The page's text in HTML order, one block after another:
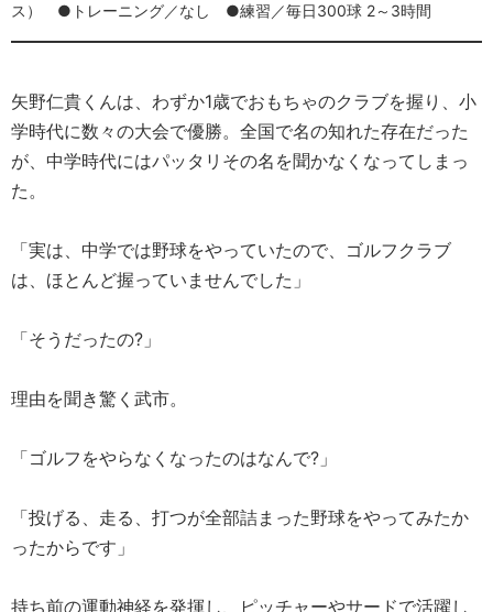
ス） ●トレーニング／なし ●練習／毎日300球 2～3時間
矢野仁貴くんは、わずか1歳でおもちゃのクラブを握り、小
学時代に数々の大会で優勝。全国で名の知れた存在だった
が、中学時代にはパッタリその名を聞かなくなってしまっ
た。
「実は、中学では野球をやっていたので、ゴルフクラブ
は、ほとんど握っていませんでした」
「そうだったの?」
理由を聞き驚く武市。
「ゴルフをやらなくなったのはなんで?」
「投げる、走る、打つが全部詰まった野球をやってみたか
ったからです」
持ち前の運動神経を発揮し、ピッチャーやサードで活躍し